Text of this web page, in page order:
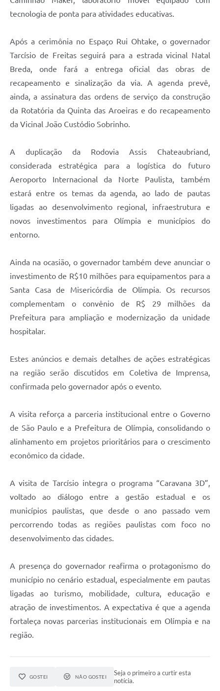
tecnologia de ponta para atividades educativas.
Após a cerimônia no Espaço Rui Ohtake, o governador
Tarcísio de Freitas seguirá para a estrada vicinal Natal
Breda, onde fará a entrega oficial das obras de
recapeamento e sinalização da via. A agenda prevê,
ainda, a assinatura das ordens de serviço da construção
da Rotatória da Quinta das Aroeiras e do recapeamento
da Vicinal João Custódio Sobrinho.
A duplicação da Rodovia Assis Chateaubriand,
considerada estratégica para a logística do futuro
Aeroporto Internacional da Norte Paulista, também
estará entre os temas da agenda, ao lado de pautas
ligadas ao desenvolvimento regional, infraestrutura e
novos investimentos para Olímpia e municípios do
entorno.
Ainda na ocasião, o governador também deve anunciar o
investimento de R$10 milhões para equipamentos para a
Santa Casa de Misericórdia de Olímpia. Os recursos
complementam o convênio de R$ 29 milhões da
Prefeitura para ampliação e modernização da unidade
hospitalar.
Estes anúncios e demais detalhes de ações estratégicas
na região serão discutidos em Coletiva de Imprensa,
confirmada pelo governador após o evento.
A visita reforça a parceria institucional entre o Governo
de São Paulo e a Prefeitura de Olímpia, consolidando o
alinhamento em projetos prioritários para o crescimento
econômico da cidade.
A visita de Tarcísio integra o programa “Caravana 3D”,
voltado ao diálogo entre a gestão estadual e os
municípios paulistas, que desde o ano passado vem
percorrendo todas as regiões paulistas com foco no
desenvolvimento das cidades.
A presença do governador reafirma o protagonismo do
município no cenário estadual, especialmente em pautas
ligadas ao turismo, mobilidade, cultura, educação e
atração de investimentos. A expectativa é que a agenda
fortaleça novas parcerias institucionais em Olímpia e na
região.
GOSTEI NÃO GOSTEI
Seja o primeiro a curtir esta
notícia.